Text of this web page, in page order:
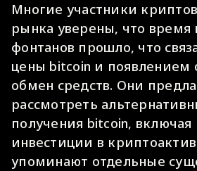
Многие участники
рынка уверены, что время
фонтанов прошло, что
цены bitcoin и появлением
обмен средств. Они
рассмотреть
получения bitcoin,
инвестиции в
упоминают отдельные